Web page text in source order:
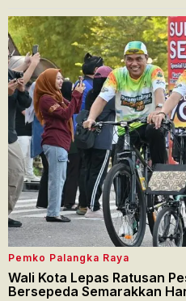
Pemko Palangka Raya
Wali Kota Lepas Ratusan
Bersepeda Semarakkan